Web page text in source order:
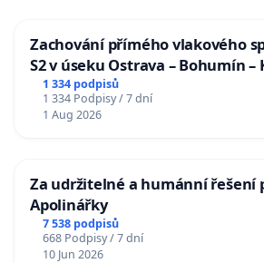
Zachování přímého vlakového
S2 v úseku Ostrava – Bohumín –
u Jablunkova
1 334 podpisů
1 334 Podpisy / 7 dní
1 Aug 2026
Za udržitelné a humánní řešení
Apolinářky
7 538 podpisů
668 Podpisy / 7 dní
10 Jun 2026